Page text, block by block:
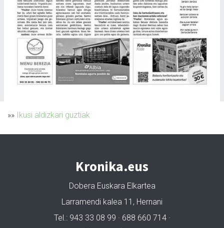
»» Ikusi aldizkari guztiak
Kronika.eus
Dobera Euskara Elkartea
Larramendi kalea 11, Hernani
Tel.: 943 33 08 99 · 688 660 714 ·